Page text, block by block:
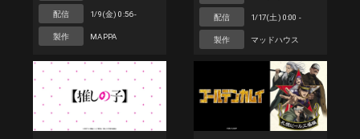
配信 1/9(金) 0:56 -
製作 MAPPA
配信 1/17(土) 0:00 -
製作 マッドハウス